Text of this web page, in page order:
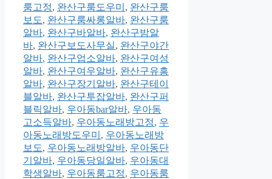
룸고정, 완산구룸도우미 , 완산구룸
보도, 완산구룸싸롱알바, 완산구룸
알바, 완산구바알바, 완산구밤알
바, 완산구보도사무실, 완산구야간
알바, 완산구업소알바, 완산구여성
알바, 완산구여우알바, 완산구유흥
알바, 완산구장기알바, 완산구테이
블알바, 완산구투잡알바, 완산구퍼
블릭알바, 우아동bar알바, 우아동
고소득알바, 우아동노래방고정, 우
아동노래방도우미 , 우아동노래방
보도, 우아동노래방알바, 우아동단
기알바, 우아동당일알바, 우아동대
학생알바, 우아동룸고정, 우아동룸